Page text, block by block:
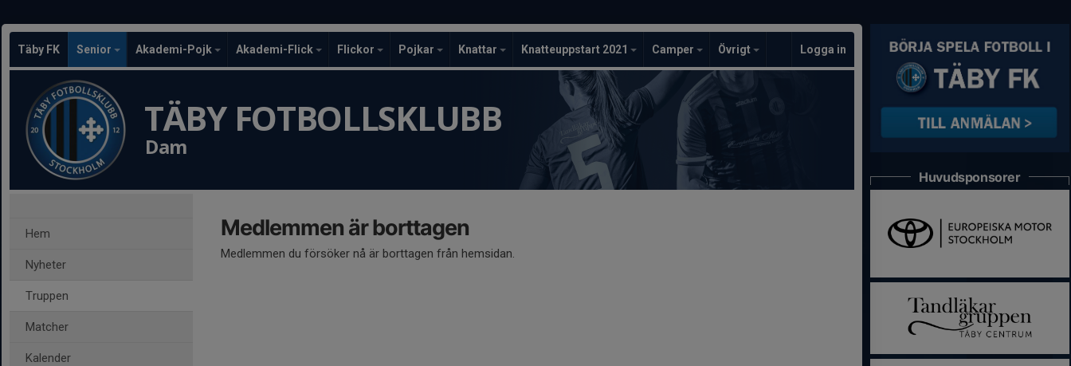
Täby FK Senior Akademi-Pojk Akademi-Flick Flickor Pojkar Knattar Knatteuppstart 2021 Camper Övrigt Logga in
TÄBY FOTBOLLSKLUBB
Dam
Hem
Nyheter
Truppen
Matcher
Kalender
Medlemmen är borttagen
Medlemmen du försöker nå är borttagen från hemsidan.
Huvudsponsorer